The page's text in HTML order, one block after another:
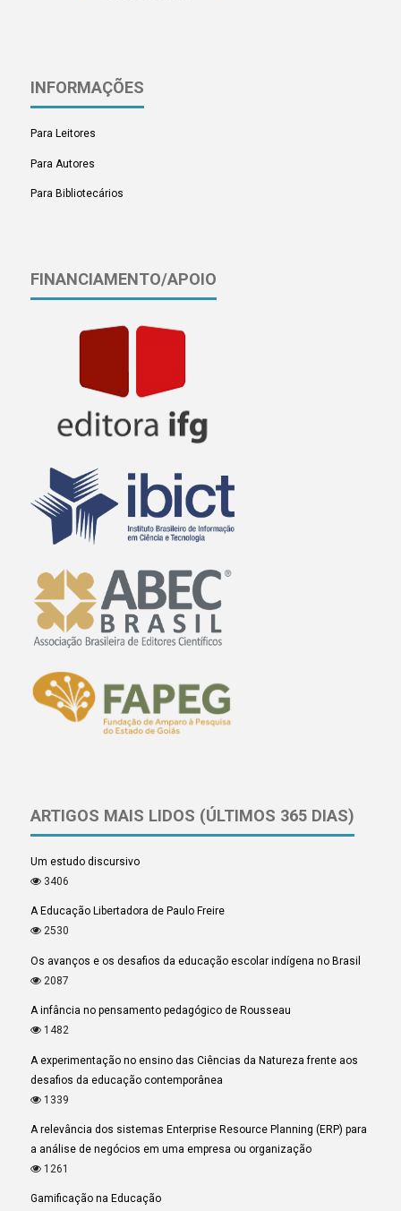
INFORMAÇÕES
Para Leitores
Para Autores
Para Bibliotecários
FINANCIAMENTO/APOIO
ARTIGOS MAIS LIDOS (ÚLTIMOS 365 DIAS)
Um estudo discursivo
3406
A Educação Libertadora de Paulo Freire
2530
Os avanços e os desafios da educação escolar indígena no Brasil
2087
A infância no pensamento pedagógico de Rousseau
1482
A experimentação no ensino das Ciências da Natureza frente aos
desafios da educação contemporânea
1339
A relevância dos sistemas Enterprise Resource Planning (ERP) para
a análise de negócios em uma empresa ou organização
1261
Gamificação na Educação